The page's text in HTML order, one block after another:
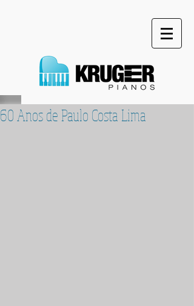
60 Anos de Paulo Costa Lima